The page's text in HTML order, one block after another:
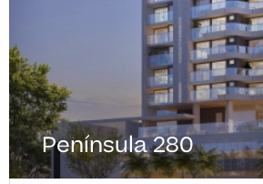
Península 280